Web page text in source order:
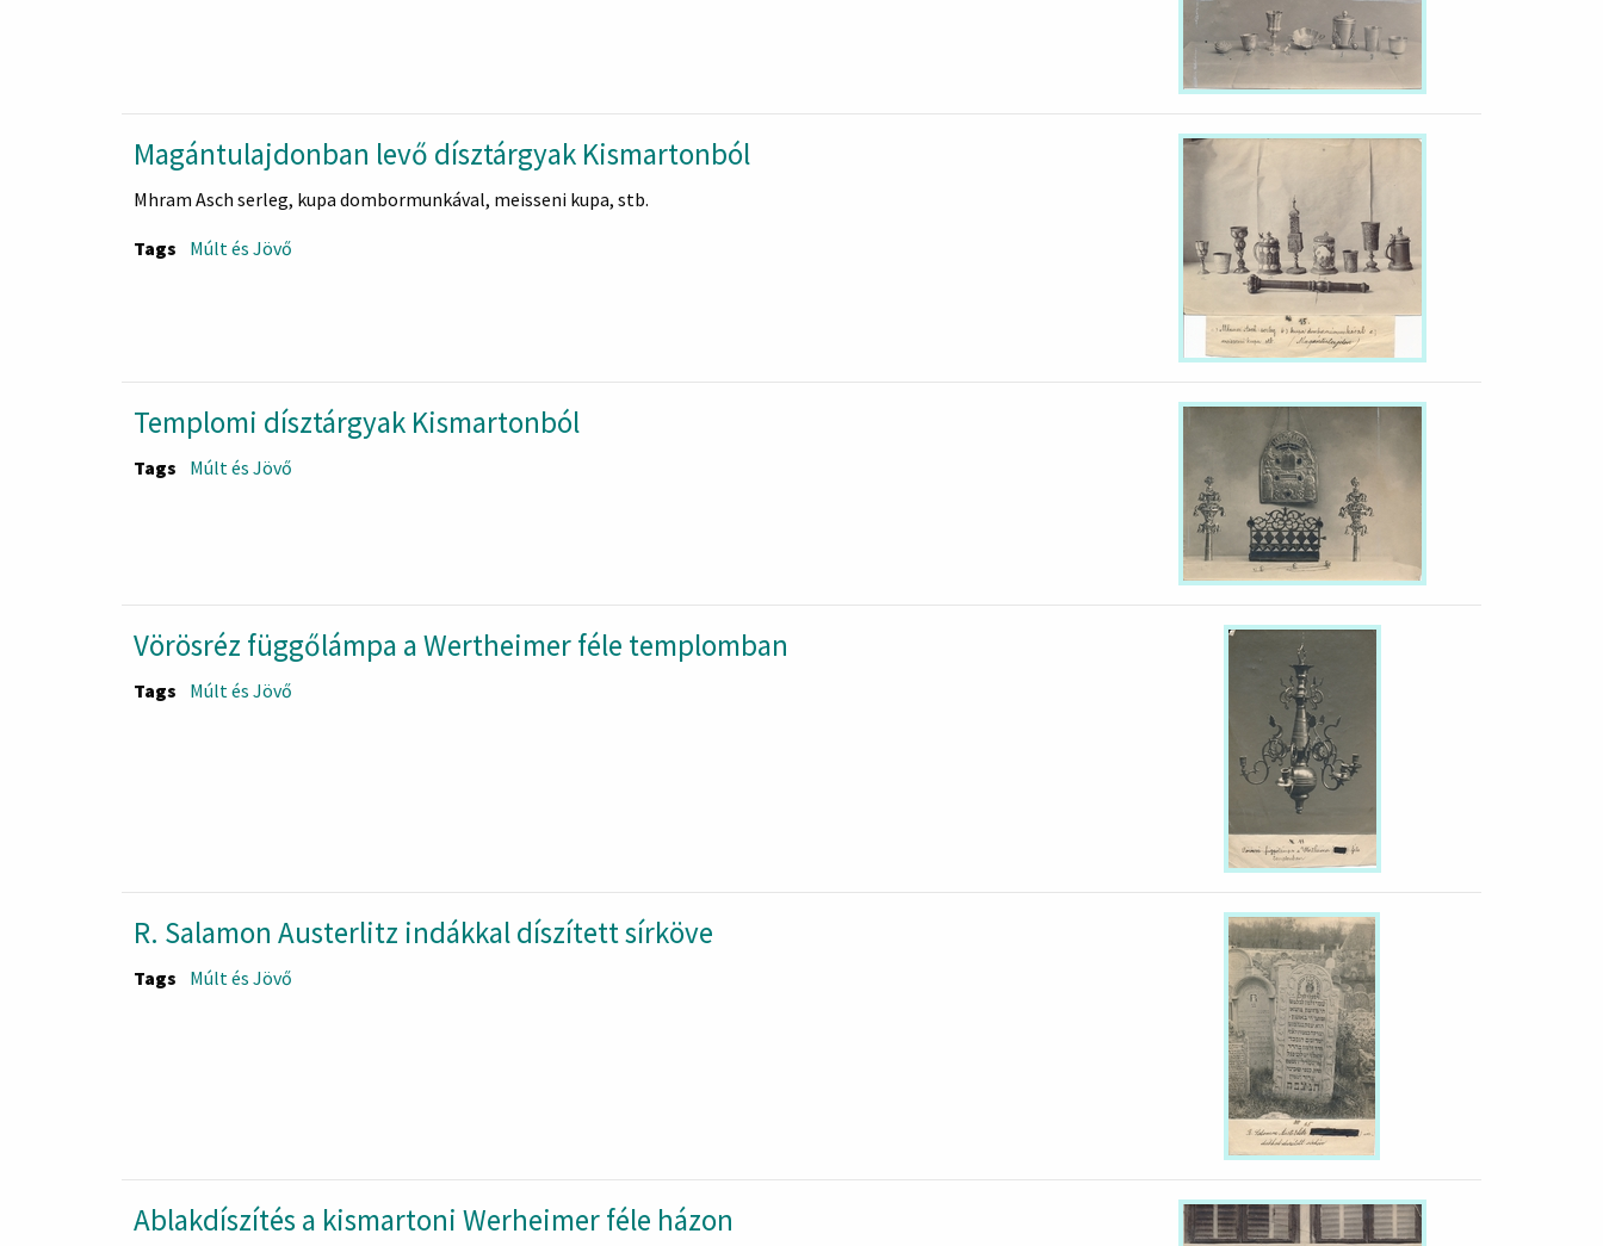
Magántulajdonban levő dísztárgyak Kismartonból
Mhram Asch serleg, kupa dombormunkával, meisseni kupa, stb.
Tags Múlt és Jövő
Templomi dísztárgyak Kismartonból
Tags Múlt és Jövő
Vörösréz függőlámpa a Wertheimer féle templomban
Tags Múlt és Jövő
R. Salamon Austerlitz indákkal díszített sírköve
Tags Múlt és Jövő
Ablakdíszítés a kismartoni Werheimer féle házon